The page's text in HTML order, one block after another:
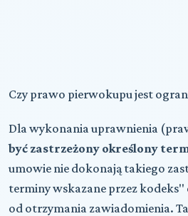
Czy prawo pierwokupu jest
Dla wykonania uprawnienia
być zastrzeżony określony
umowie nie dokonają takiego
terminy wskazane przez
od otrzymania zawiadomienia.